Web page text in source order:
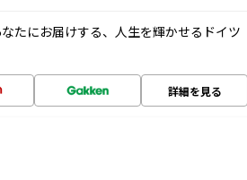
たにお届けする、人生を輝かせるドイツ
詳細を見る